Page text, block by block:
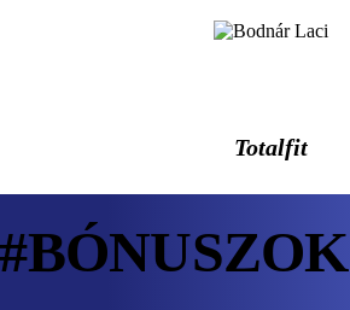
Totalfit
#BÓNUSZOK